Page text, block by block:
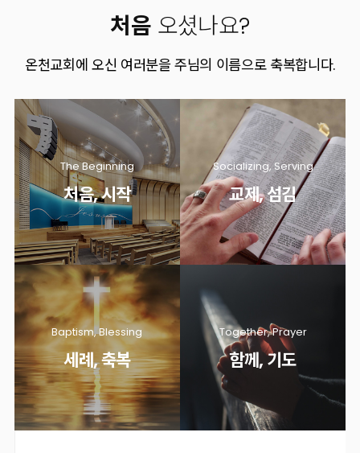
처음 오셨나요?
온천교회에 오신 여러분을 주님의 이름으로 축복합니다.
The Beginning
처음, 시작
Socializing, Serving
교제, 섬김
Baptism, Blessing
세례, 축복
Together, Prayer
함께, 기도